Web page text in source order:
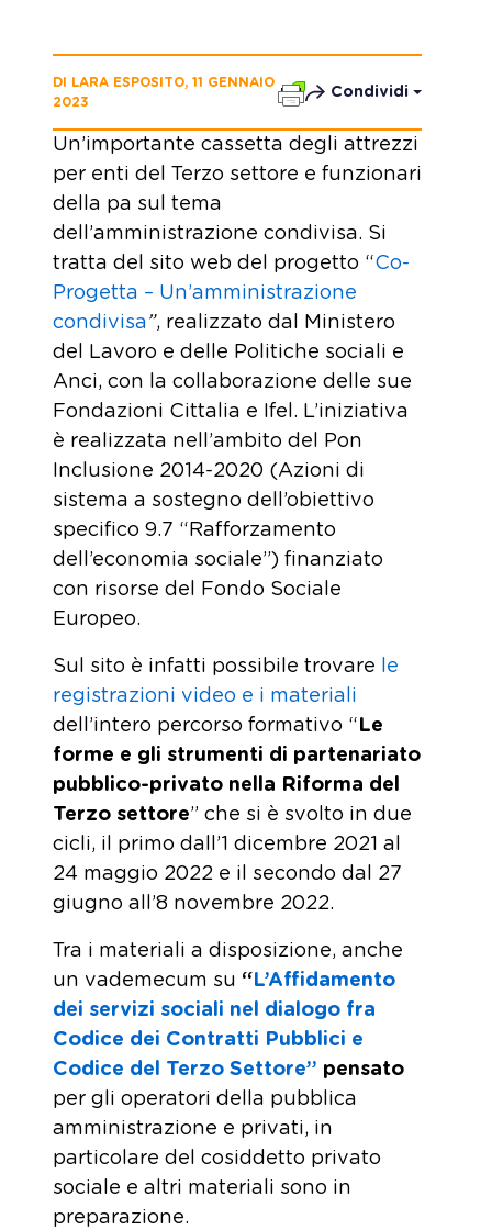
DI LARA ESPOSITO, 11 GENNAIO
2023
Condividi
Un’importante cassetta degli attrezzi
per enti del Terzo settore e funzionari
della pa sul tema
dell’amministrazione condivisa. Si
tratta del sito web del progetto “Co-
Progetta – Un’amministrazione
condivisa”, realizzato dal Ministero
del Lavoro e delle Politiche sociali e
Anci, con la collaborazione delle sue
Fondazioni Cittalia e Ifel. L’iniziativa
è realizzata nell’ambito del Pon
Inclusione 2014-2020 (Azioni di
sistema a sostegno dell’obiettivo
specifico 9.7 “Rafforzamento
dell’economia sociale”) finanziato
con risorse del Fondo Sociale
Europeo.
Sul sito è infatti possibile trovare le
registrazioni video e i materiali
dell’intero percorso formativo “ Le
forme e gli strumenti di partenariato
pubblico-privato nella Riforma del
Terzo settore” che si è svolto in due
cicli, il primo dall’1 dicembre 2021 al
24 maggio 2022 e il secondo dal 27
giugno all’8 novembre 2022.
Tra i materiali a disposizione, anche
un vademecum su “L’Affidamento
dei servizi sociali nel dialogo fra
Codice dei Contratti Pubblici e
Codice del Terzo Settore” pensato
per gli operatori della pubblica
amministrazione e privati, in
particolare del cosiddetto privato
sociale e altri materiali sono in
preparazione.